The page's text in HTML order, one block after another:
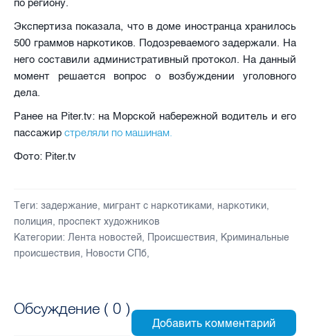
Экспертиза показала, что в доме иностранца хранилось
500 граммов наркотиков. Подозреваемого задержали. На
него составили административный протокол. На данный
момент решается вопрос о возбуждении уголовного
дела.
Ранее на Piter.tv: на Морской набережной водитель и его
пассажир стреляли по машинам.
Фото: Piter.tv
Теги: задержание, мигрант с наркотиками, наркотики,
полиция, проспект художников
Категории: Лента новостей, Происшествия, Криминальные
происшествия, Новости СПб,
Обсуждение ( 0 )